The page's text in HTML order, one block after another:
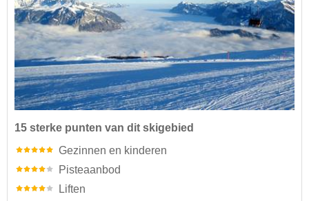
15 sterke punten van dit skigebied
Gezinnen en kinderen
Pisteaanbod
Liften